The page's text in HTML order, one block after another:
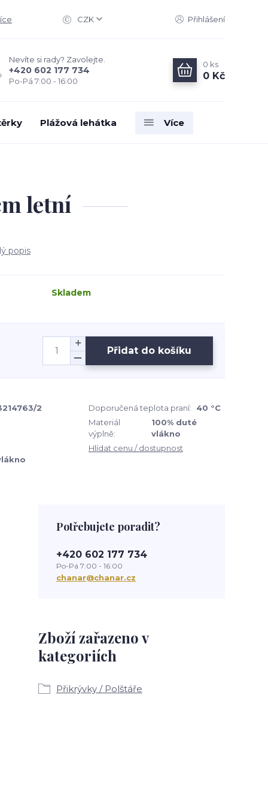
CZK Přihlášení
Nevíte si rady? Zavolejte.
+420 602 177 734
Po-Pá 7:00 - 16:00
0 ks
0 Kč
Plážová lehátka Více
letní
popis
Skladem
Přidat do košíku
2 Doporučená teplota praní:
40 °C
Materiál
výplně:
100% duté
vlákno
Hlídat cenu / dostupnost
Zboží zařazeno v
kategoriích
Přikrývky / Polštáře
Potřebujete poradit?
+420 602 177 734
Po-Pá 7:00 - 16:00
chanar@chanar.cz